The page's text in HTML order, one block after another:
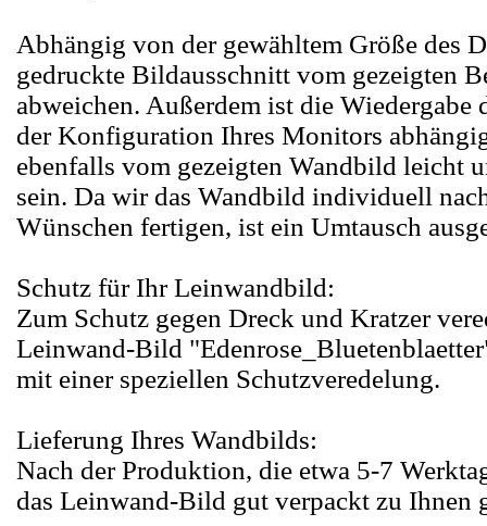
Abhängig von der gewähltem Größe des
gedruckte Bildausschnitt vom gezeigten
abweichen. Außerdem ist die Wiedergabe
der Konfiguration Ihres Monitors
ebenfalls vom gezeigten Wandbild leicht
sein. Da wir das Wandbild individuell
Wünschen fertigen, ist ein Umtausch
Schutz für Ihr Leinwandbild:
Zum Schutz gegen Dreck und Kratzer
Leinwand-Bild
mit einer speziellen Schutzveredelung.
Lieferung Ihres Wandbilds:
Nach der Produktion, die etwa 5-7
das Leinwand-Bild gut verpackt zu Ihnen